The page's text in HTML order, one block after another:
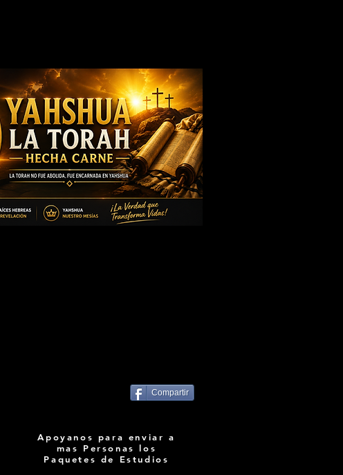
Compartir
Apoyanos para enviar a
mas Personas los
Paquetes de Estudios